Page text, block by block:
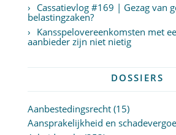
Cassatievlog #169 | Gezag van
belastingzaken?
Kansspelovereenkomsten met
aanbieder zijn niet nietig
DOSSIERS
Aanbestedingsrecht(15)
Aansprakelijkheid en